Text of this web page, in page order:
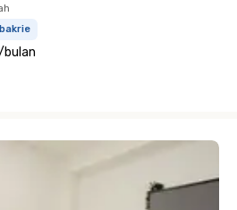
bulan